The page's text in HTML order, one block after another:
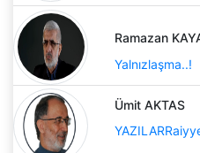
Ramazan
Yalnızlaşma..!
Ümit AKTAS